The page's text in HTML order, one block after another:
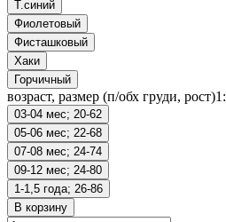
Т.синий
Фиолетовый
Фисташковый
Хаки
Горчичный
возраст, размер (п/обх груди, рост)1:
03-04 мес; 20-62
05-06 мес; 22-68
07-08 мес; 24-74
09-12 мес; 24-80
1-1,5 года; 26-86
В корзину